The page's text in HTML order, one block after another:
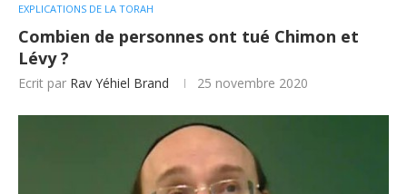
EXPLICATIONS DE LA TORAH
Combien de personnes ont tué Chimon et
Lévy ?
Ecrit par Rav Yéhiel Brand 25 novembre 2020